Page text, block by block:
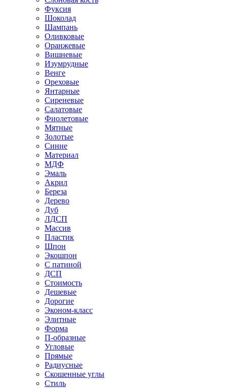
Фуксия
Шоколад
Шампань
Оливковые
Оранжевые
Вишневые
Изумрудные
Венге
Ореховые
Янтарные
Сиреневые
Салатовые
Фиолетовые
Мятные
Золотые
Синие
Материал
МДФ
Эмаль
Акрил
Береза
Дерево
Дуб
ЛДСП
Массив
Пластик
Шпон
Экошпон
С патиной
ДСП
Стоимость
Дешевые
Дорогие
Эконом-класс
Элитные
Форма
П-образные
Угловые
Прямые
Радиусные
Скошенные углы
Стиль